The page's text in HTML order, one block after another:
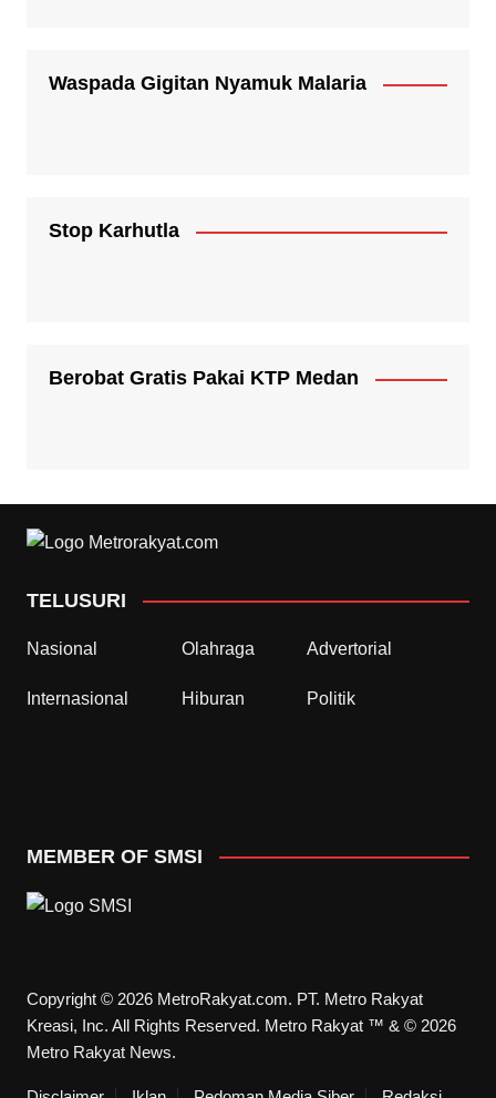
Waspada Gigitan Nyamuk Malaria
Stop Karhutla
Berobat Gratis Pakai KTP Medan
TELUSURI
Nasional Olahraga Advertorial
Internasional Hiburan Politik
MEMBER OF SMSI
Copyright © 2026 MetroRakyat.com. PT. Metro Rakyat
Kreasi, Inc. All Rights Reserved. Metro Rakyat ™ & © 2026
Metro Rakyat News.